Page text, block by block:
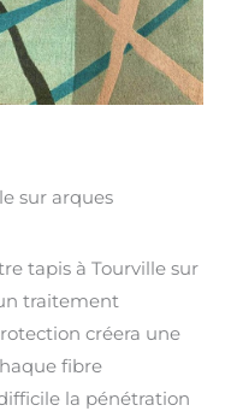
sur arques
tapis à Tourville sur
traitement
créera une
fibre
la pénétration